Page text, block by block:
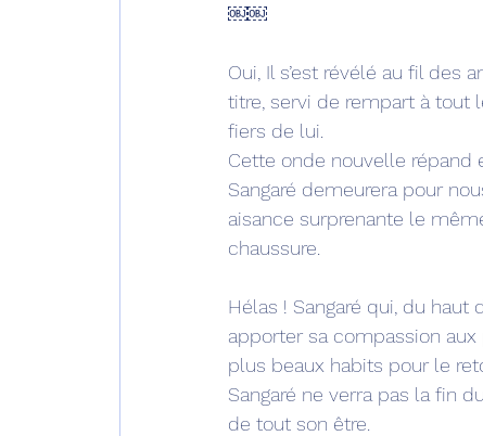
￼￼
Oui, Il s’est révélé au fil des
titre, servi de rempart à tout
fiers de lui.
Cette onde nouvelle répand
Sangaré demeurera pour
aisance surprenante le
chaussure.
Hélas ! Sangaré qui, du
apporter sa compassion
plus beaux habits pour le
Sangaré ne verra pas la fin
de tout son être.